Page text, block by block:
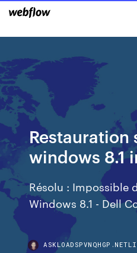
Restauration
windows 8.1
Résolu : Impossible
Windows 8.1 - Dell